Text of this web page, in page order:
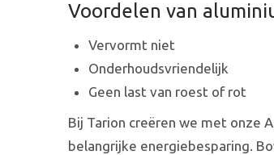
Voordelen van
Vervormt niet
Onderhoudsvriendelijk
Geen last van roest of rot
Bij Tarion creëren we met onze
belangrijke energiebesparing.